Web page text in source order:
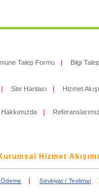
Talep Formu | Bilgi
| Site Haritası | Hizmet
Hakkımızda | Referanslarımız
Hizmet
| Sevkiyat / Teslimat